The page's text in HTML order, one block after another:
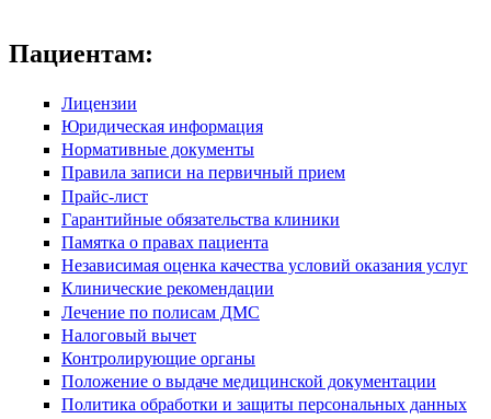
Пациентам:
Лицензии
Юридическая информация
Нормативные документы
Правила записи на первичный прием
Прайс-лист
Гарантийные обязательства клиники
Памятка о правах пациента
Независимая оценка качества условий оказания услуг
Клинические рекомендации
Лечение по полисам ДМС
Налоговый вычет
Контролирующие органы
Положение о выдаче медицинской документации
Политика обработки и защиты персональных данных